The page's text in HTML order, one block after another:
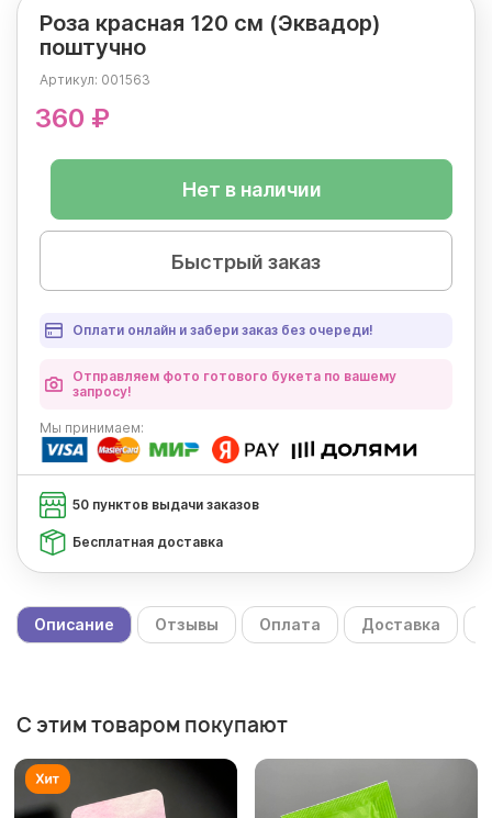
Роза красная 120 см (Эквадор)
поштучно
Артикул: 001563
360 ₽
Нет в наличии
Быстрый заказ
Оплати онлайн и забери заказ без очереди!
Отправляем фото готового букета по вашему
запросу!
Мы принимаем:
50 пунктов выдачи заказов
Бесплатная доставка
Описание Отзывы Оплата Доставка
С этим товаром покупают